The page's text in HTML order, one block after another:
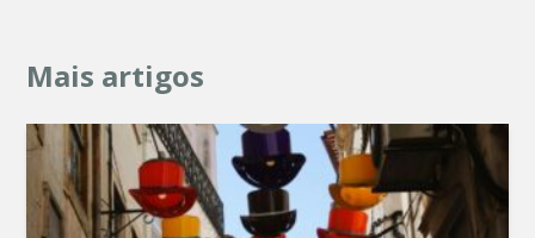
Mais artigos